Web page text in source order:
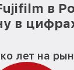
в
в
лет на